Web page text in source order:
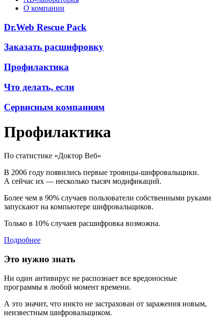
О компании
Dr.Web Rescue Pack
Заказать расшифровку
Профилактика
Что делать, если
Сервисным компаниям
Профилактика
По статистике «Доктор Веб»
В 2006 году появились первые троянцы-шифровальщики.
А сейчас их — несколько тысяч модификаций.
Более чем в 90% случаев пользователи собственными руками
запускают на компьютере шифровальщиков.
Только в 10% случаев расшифровка возможна.
Подробнее
Это нужно знать
Ни один антивирус не распознает все вредоносные
программы в любой момент времени.
А это значит, что никто не застрахован от заражения новым,
неизвестным шифровальщиком.